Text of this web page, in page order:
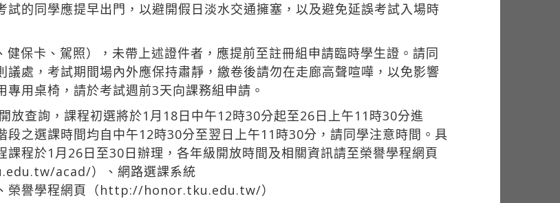
的同學應提早出門，以避開假日淡水交通擁塞，以及避免延誤考試入場時
保卡、駕照），未帶上述證件者，應提前至註冊組申請臨時學生證。請同
處，考試期間場內外應保持肅靜，繳卷後請勿在走廊高聲喧嘩，以免影響
用桌椅，請於考試週前3天向課務組申請。
放查詢，課程初選將於1月18日中午12時30分起至26日上午11時30分進
之選課時間均自中午12時30分至翌日上午11時30分，請同學注意時間。具
程於1月26日至30日辦理，各年級開放時間及相關資訊請至榮譽學程網頁
acad/）、網路選課系統
譽學程網頁（http://honor.tku.edu.tw/）